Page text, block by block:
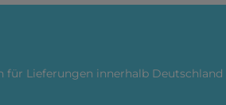
für Lieferungen innerhalb